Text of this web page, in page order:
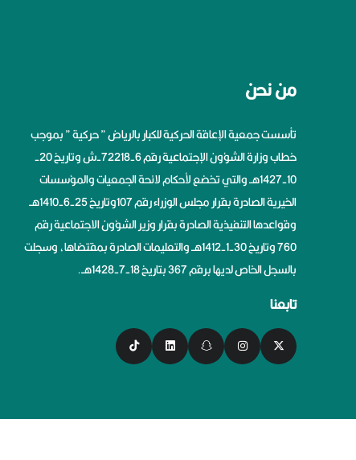
من نحن
تأسست جمعية الإعاقة الحركية للكبار بالرياض ” حركية ” بموجب
خطاب وزارة الشؤون الإجتماعية رقم 6-72218-ش وتاريخ 20-
10-1427هــ والتي تخضع لأحكام لائحة الجمعيات والمؤسسات
الخيرية الصادرة بقرار مجلس الوزراء رقم 107وتاريخ 25-6-1410هــ
وقواعدها التنفيذية الصادرة بقرار وزير الشؤون الاجتماعية رقم
760 وتاريخ 30-1-1412هــ والتعليمات الصادرة بمقتضاها، وسجلت
بالسجل الخاص لديها برقم 367 بتاريخ 18-7-1428هــ.
تابعنا